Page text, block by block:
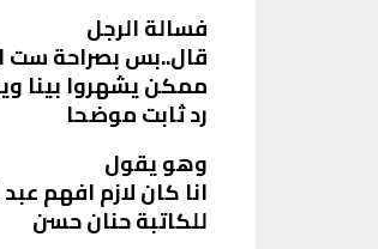
فسالة الرجل
قال..بس بصراحة ست
ممكن يشهروا بينا
رد ثابت موضحا
وهو يقول
انا كان لازم افهم
للكاتبة حنان حسن